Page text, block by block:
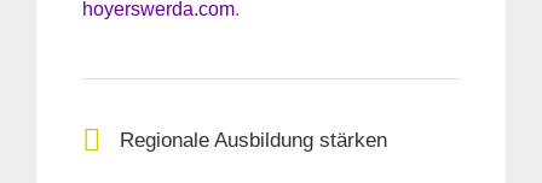
hoyerswerda.com.
Regionale Ausbildung stärken